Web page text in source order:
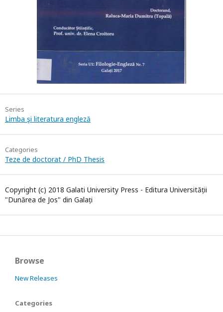
Series
Limba şi literatura engleză
Categories
Teze de doctorat / PhD Thesis
Copyright (c) 2018 Galati University Press - Editura Universității
"Dunărea de Jos" din Galați
Browse
New Releases
Categories